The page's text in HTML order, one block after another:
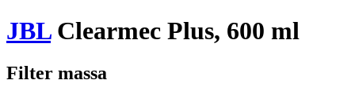
JBLClearmec Plus, 600 ml
Filter massa